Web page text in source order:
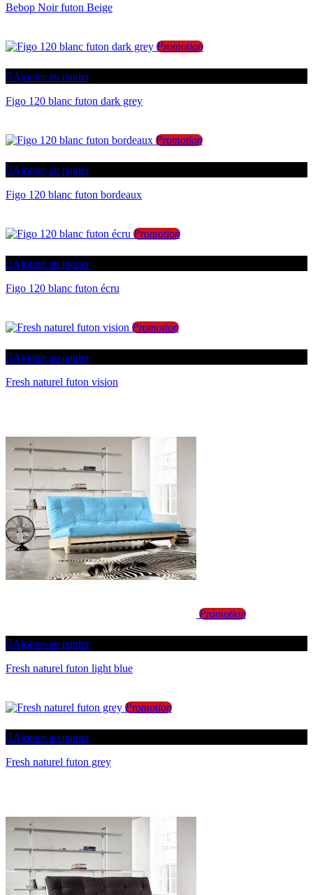
Bebop Noir futon Beige
Promotion
Ajouter au panier
Figo 120 blanc futon dark grey
Promotion
Ajouter au panier
Figo 120 blanc futon bordeaux
Promotion
Ajouter au panier
Figo 120 blanc futon écru
Promotion
Ajouter au panier
Fresh naturel futon vision
Promotion
Ajouter au panier
Fresh naturel futon light blue
Promotion
Ajouter au panier
Fresh naturel futon grey